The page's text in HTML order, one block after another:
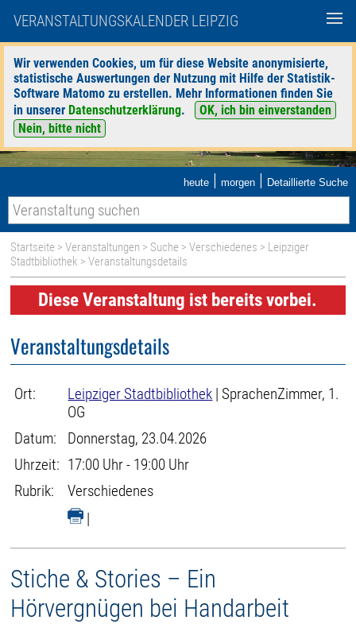
VERANSTALTUNGSKALENDER LEIPZIG
Wir verwenden Cookies, um für diese Website anonymisierte,
statistische Auswertungen der Nutzung mit Hilfe der Statistik-
Software Matomo zu erstellen. Mehr Informationen finden Sie
in unserer Datenschutzerklärung.
OK, ich bin einverstanden
Nein, bitte nicht
heute | morgen | Detaillierte Suche
Startseite >Veranstaltungen > Suche >Verschiedenes > Leipziger
Stadtbibliothek > Veranstaltungsdetails
Diese Veranstaltung ist bereits vorbei.
Veranstaltungsdetails
Ort: Leipziger Stadtbibliothek | SprachenZimmer, 1.
OG
Datum:
Donnerstag, 23.04.2026
Uhrzeit: 17:00 Uhr - 19:00 Uhr
Rubrik:
Verschiedenes
|
Stiche & Stories – Ein
Hörvergnügen bei Handarbeit